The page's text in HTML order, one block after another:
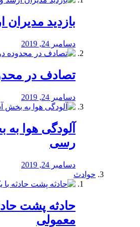
بازدید
دسامبر 24, 2019
تصادف در
دسامبر 24, 2019
آلودگی هوا
رسی
دسامبر 24, 2019
حوادث
️حادثه پشت
معمولی